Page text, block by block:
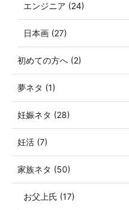
エンジニア (24)
日本画 (27)
初めての方へ (2)
夢ネタ (1)
妊娠ネタ (28)
妊活 (7)
家族ネタ (50)
お父上氏 (17)